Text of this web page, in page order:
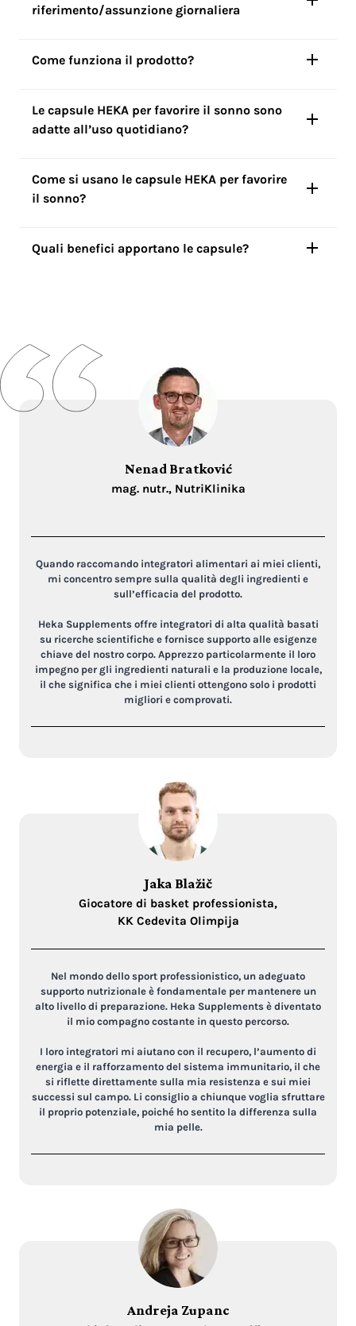
riferimento/assunzione giornaliera
Come funziona il prodotto?
Le capsule HEKA per favorire il sonno sono
adatte all’uso quotidiano?
Come si usano le capsule HEKA per favorire
il sonno?
Quali benefici apportano le capsule?
Nenad Bratković
mag. nutr., NutriKlinika
Quando raccomando integratori alimentari ai miei clienti,
mi concentro sempre sulla qualità degli ingredienti e
sull’efficacia del prodotto.
Heka Supplements offre integratori di alta qualità basati
su ricerche scientifiche e fornisce supporto alle esigenze
chiave del nostro corpo. Apprezzo particolarmente il loro
impegno per gli ingredienti naturali e la produzione locale,
il che significa che i miei clienti ottengono solo i prodotti
migliori e comprovati.
Jaka Blažič
Giocatore di basket professionista,
KK Cedevita Olimpija
Nel mondo dello sport professionistico, un adeguato
supporto nutrizionale è fondamentale per mantenere un
alto livello di preparazione. Heka Supplements è diventato
il mio compagno costante in questo percorso.
I loro integratori mi aiutano con il recupero, l’aumento di
energia e il rafforzamento del sistema immunitario, il che
si riflette direttamente sulla mia resistenza e sui miei
successi sul campo. Li consiglio a chiunque voglia sfruttare
il proprio potenziale, poiché ho sentito la differenza sulla
mia pelle.
Andreja Zupanc